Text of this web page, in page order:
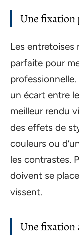
Une fixation
Les
parfaite pour
professionnelle.
un écart entre
meilleur rendu
des effets de
couleurs ou
les contrastes.
doivent se
vissent.
Une fixation